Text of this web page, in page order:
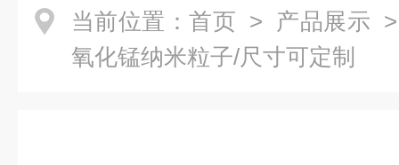
当前位置： 首页 > 产品展示
氧化锰纳米粒子/尺寸可定制